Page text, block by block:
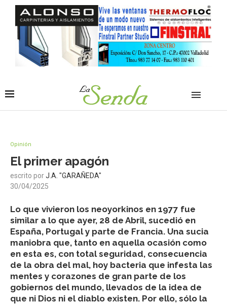
Opinión
El primer apagón
escrito porJ.A. "GARAÑEDA"
30/04/2025
Lo que vivieron los neoyorkinos en 1977 fue
similar a lo que ayer, 28 de Abril, sucedió en
España, Portugal y parte de Francia. Una sucia
maniobra que, tanto en aquella ocasión como
en esta es, con total seguridad, consecuencia
de la obra del mal, hoy bacteria que infesta las
mentes y corazones de gran parte de los
gobiernos del mundo, llevados de la idea de
que ni Dios ni el diablo existen. Por ello, sólo la